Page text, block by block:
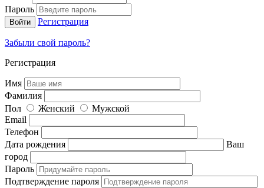
Пароль
Регистрация
Забыли свой пароль?
Регистрация
Имя
Фамилия
Пол
Женский
Мужской
Email
Телефон
Дата рождения
Ваш
город
Пароль
Подтверждение пароля